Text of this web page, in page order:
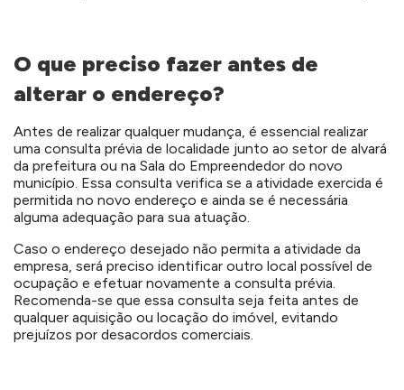
O que preciso fazer antes de
alterar o endereço?
Antes de realizar qualquer mudança, é essencial realizar
uma consulta prévia de localidade junto ao setor de alvará
da prefeitura ou na Sala do Empreendedor do novo
município. Essa consulta verifica se a atividade exercida é
permitida no novo endereço e ainda se é necessária
alguma adequação para sua atuação.
Caso o endereço desejado não permita a atividade da
empresa, será preciso identificar outro local possível de
ocupação e efetuar novamente a consulta prévia.
Recomenda-se que essa consulta seja feita antes de
qualquer aquisição ou locação do imóvel, evitando
prejuízos por desacordos comerciais.